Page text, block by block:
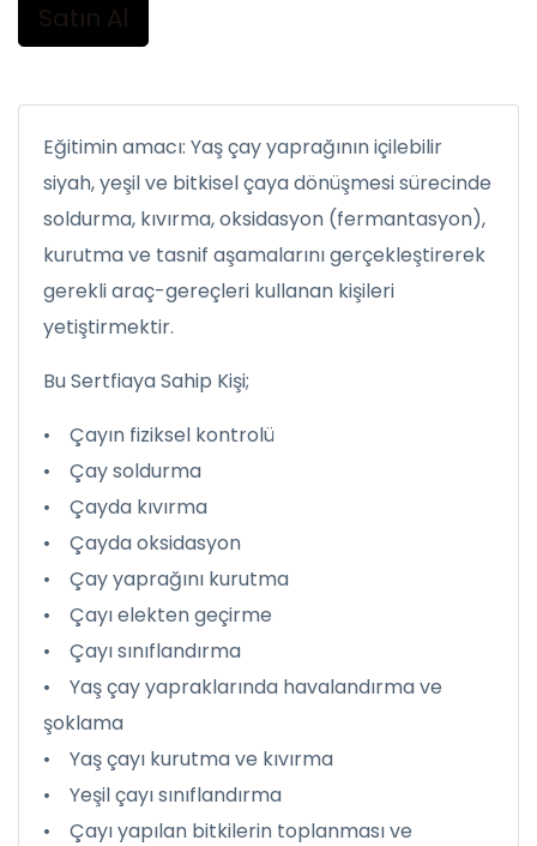
Satın Al
Eğitimin amacı: Yaş çay yaprağının içilebilir
siyah, yeşil ve bitkisel çaya dönüşmesi sürecinde
soldurma, kıvırma, oksidasyon (fermantasyon),
kurutma ve tasnif aşamalarını gerçekleştirerek
gerekli araç-gereçleri kullanan kişileri
yetiştirmektir.
Bu Sertfiaya Sahip Kişi;
• Çayın fiziksel kontrolü
• Çay soldurma
• Çayda kıvırma
• Çayda oksidasyon
• Çay yaprağını kurutma
• Çayı elekten geçirme
• Çayı sınıflandırma
• Yaş çay yapraklarında havalandırma ve
şoklama
• Yaş çayı kurutma ve kıvırma
• Yeşil çayı sınıflandırma
• Çayı yapılan bitkilerin toplanması ve